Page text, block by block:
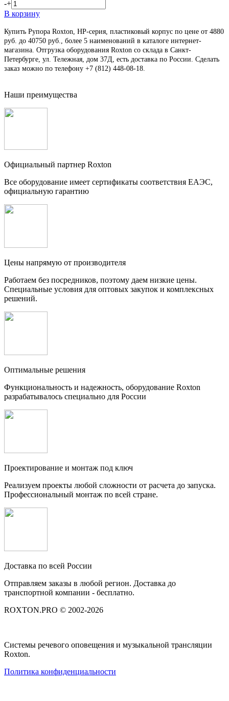
-+
В корзину
Купить Рупора Roxton, HP-серия, пластиковый корпус по цене от 4880
руб. до 40750 руб., более 5 наименований в каталоге интернет-
магазина. Отгрузка оборудования Roxton со склада в Санкт-
Петербурге, ул. Тележная, дом 37Д, есть доставка по России. Сделать
заказ можно по телефону +7 (812) 448-08-18.
Наши преимущества
Официальный партнер Roxton
Все оборудование имеет сертификаты соответствия ЕАЭС,
официальную гарантию
Цены напрямую от производителя
Работаем без посредников, поэтому даем низкие цены.
Специальные условия для оптовых закупок и комплексных
решений.
Оптимальные решения
Функциональность и надежность, оборудование Roxton
разрабатывалось специально для России
Проектирование и монтаж под ключ
Реализуем проекты любой сложности от расчета до запуска.
Профессиональный монтаж по всей стране.
Доставка по всей России
Отправляем заказы в любой регион. Доставка до
транспортной компании - бесплатно.
ROXTON.PRO © 2002-2026
Системы речевого оповещения и музыкальной трансляции
Roxton.
Политика конфиденциальности